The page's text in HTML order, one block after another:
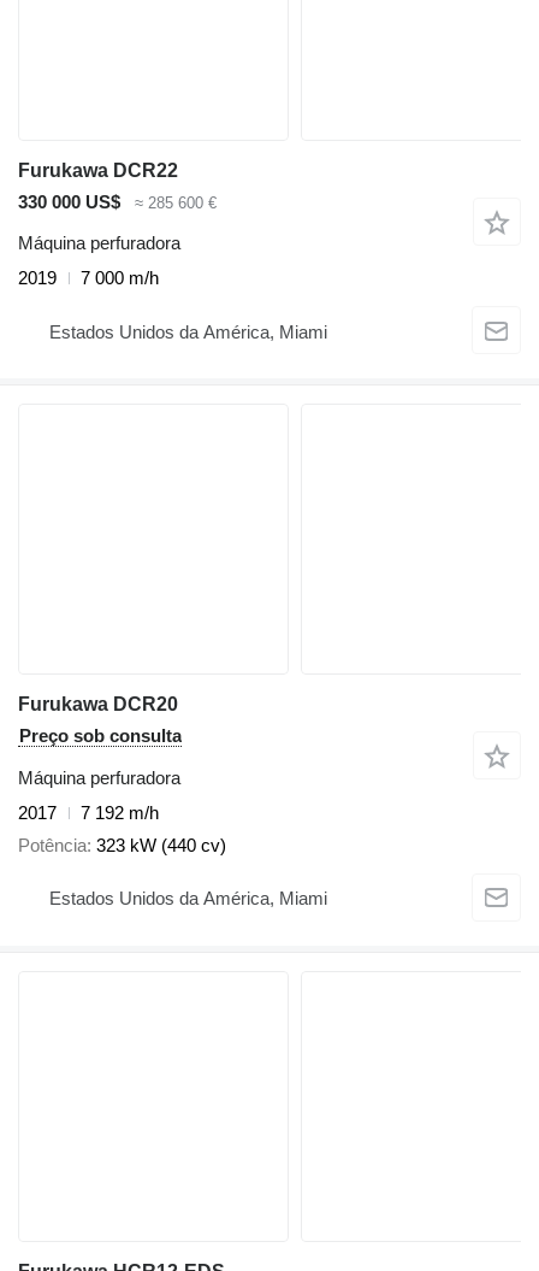
Furukawa DCR22
330 000 US$
≈ 285 600 €
Máquina perfuradora
2019
7 000 m/h
Estados Unidos da América, Miami
Furukawa DCR20
Preço sob consulta
Máquina perfuradora
2017
7 192 m/h
Potência 323 kW (440 cv)
Estados Unidos da América, Miami